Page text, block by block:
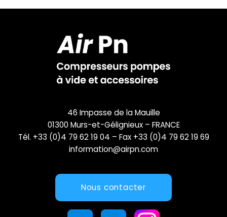
46 Impasse de la Mauille
01300 Murs-et-Gélignieux – FRANCE
Tél. +33 (0)4 79 62 19 04 – Fax +33 (0)4 79 62 19 69
information@airpn.com
Nous contacter